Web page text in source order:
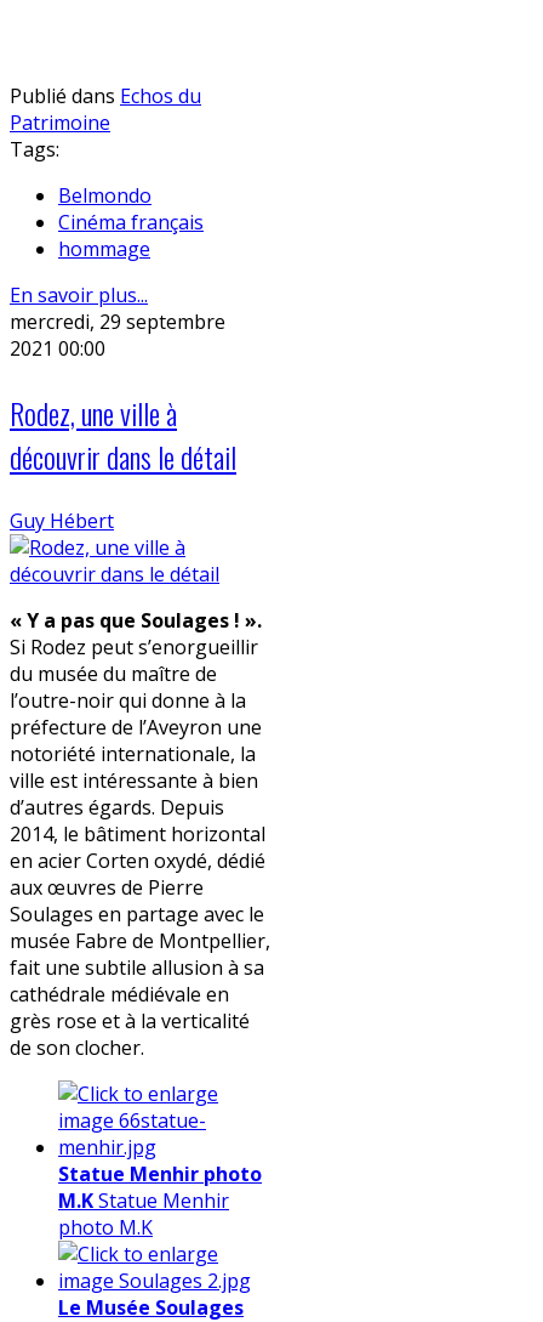
Publié dans Echos du
Patrimoine
Tags:
Belmondo
Cinéma français
hommage
En savoir plus...
mercredi, 29 septembre
2021 00:00
Rodez, une ville à
découvrir dans le détail
Guy Hébert
« Y a pas que Soulages ! ».
Si Rodez peut s’enorgueillir
du musée du maître de
l’outre-noir qui donne à la
préfecture de l’Aveyron une
notoriété internationale, la
ville est intéressante à bien
d’autres égards. Depuis
2014, le bâtiment horizontal
en acier Corten oxydé, dédié
aux œuvres de Pierre
Soulages en partage avec le
musée Fabre de Montpellier,
fait une subtile allusion à sa
cathédrale médiévale en
grès rose et à la verticalité
de son clocher.
Statue Menhir photo
M.KStatue Menhir
photo M.K
Le Musée Soulages